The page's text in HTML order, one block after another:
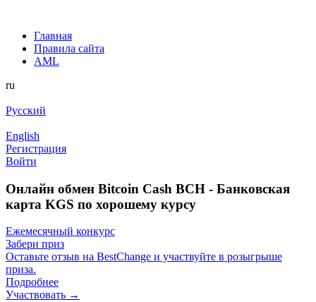
Главная
Правила сайта
AML
ru
Русский
English
Регистрация
Войти
Онлайн обмен Bitcoin Cash BCH - Банковская
карта KGS по хорошему курсу
Ежемесячный конкурс
Забери приз
Оставьте отзыв на BestChange и участвуйте в розыгрыше
приза.
Подробнее
Участвовать →